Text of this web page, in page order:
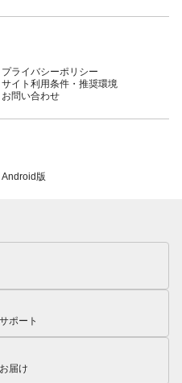
プライバシーポリシー
サイト利用条件・推奨環境
お問い合わせ
Android版
ポート
届け